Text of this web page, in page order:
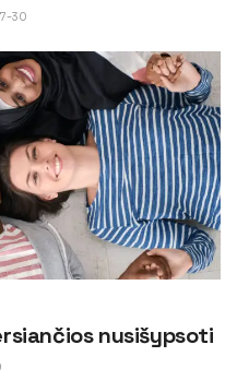
30
nusišypsoti